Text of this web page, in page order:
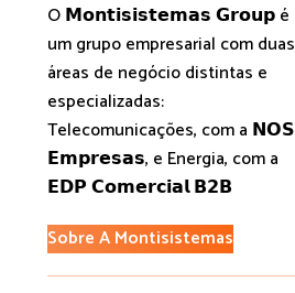
O 𝗠𝗼𝗻𝘁𝗶𝘀𝗶𝘀𝘁𝗲𝗺𝗮𝘀 𝗚𝗿𝗼𝘂𝗽 é
um grupo empresarial com duas
áreas de negócio distintas e
especializadas:
Telecomunicações, com a 𝗡𝗢𝗦
𝗘𝗺𝗽𝗿𝗲𝘀𝗮𝘀, e Energia, com a
𝗘𝗗𝗣 𝗖𝗼𝗺𝗲𝗿𝗰𝗶𝗮𝗹 𝗕𝟮𝗕
Sobre A Montisistemas